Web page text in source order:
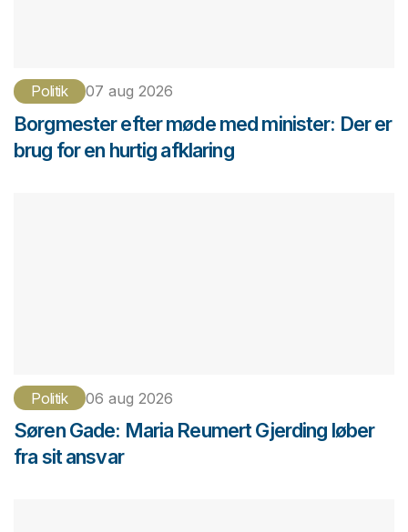
Politik 07 aug 2026
Borgmester efter møde med minister: Der er
brug for en hurtig afklaring
Politik 06 aug 2026
Søren Gade: Maria Reumert Gjerding løber
fra sit ansvar